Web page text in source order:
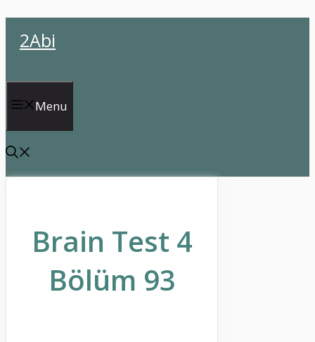
atla2Abi
Menu
Brain Test 4
Bölüm 93